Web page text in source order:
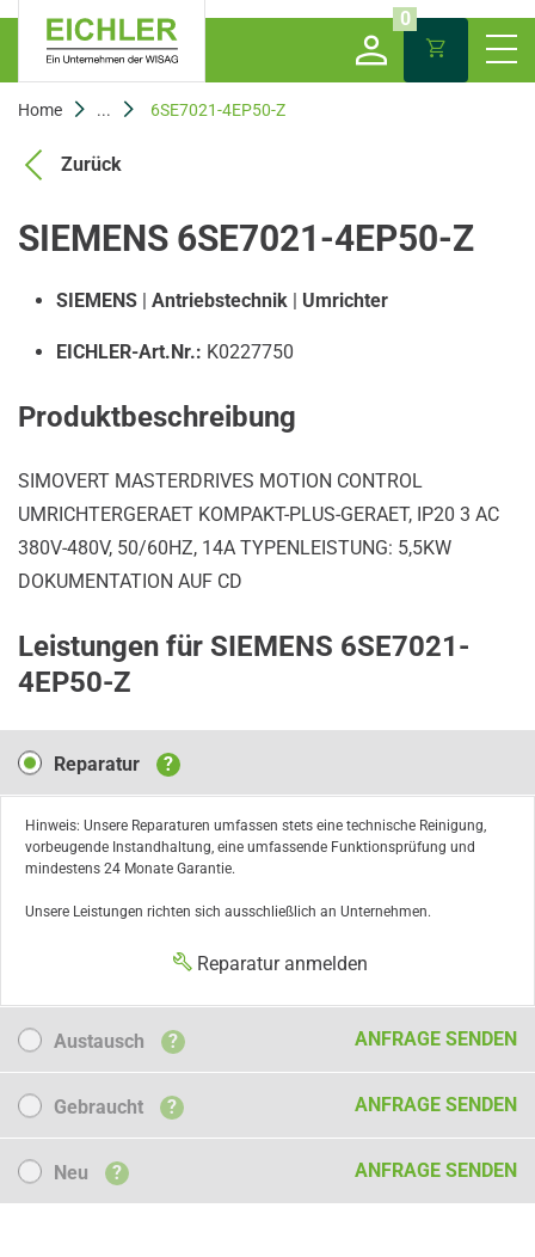
0
Home ... 6SE7021-4EP50-Z
Zurück
SIEMENS 6SE7021-4EP50-Z
SIEMENS | Antriebstechnik | Umrichter
EICHLER-Art.Nr.: K0227750
Produktbeschreibung
SIMOVERT MASTERDRIVES MOTION CONTROL
UMRICHTERGERAET KOMPAKT-PLUS-GERAET, IP20 3 AC
380V-480V, 50/60HZ, 14A TYPENLEISTUNG: 5,5KW
DOKUMENTATION AUF CD
Leistungen für SIEMENS 6SE7021-
4EP50-Z
Reparatur
Reparatur ?
Hinweis: Unsere Reparaturen umfassen stets eine technische Reinigung,
vorbeugende Instandhaltung, eine umfassende Funktionsprüfung und
mindestens 24 Monate Garantie.
Unsere Leistungen richten sich ausschließlich an Unternehmen.
Reparatur anmelden
Austausch
Austausch ? ANFRAGE SENDEN
Gebraucht
Gebraucht ? ANFRAGE SENDEN
NeuNeu ? ANFRAGE SENDEN